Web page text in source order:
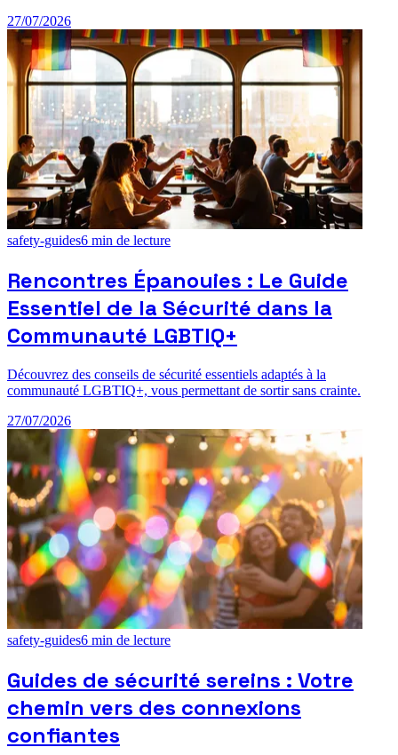
27/07/2026
safety-guides6 min de lecture
Rencontres Épanouies : Le Guide
Essentiel de la Sécurité dans la
Communauté LGBTIQ+
Découvrez des conseils de sécurité essentiels adaptés à la
communauté LGBTIQ+, vous permettant de sortir sans crainte.
27/07/2026
safety-guides6 min de lecture
Guides de sécurité sereins : Votre
chemin vers des connexions
confiantes